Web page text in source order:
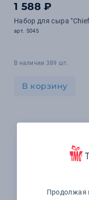
1 588 ₽
Набор для сыра
арт. 5045
В наличии 389 шт.
В корзину
Продолжая